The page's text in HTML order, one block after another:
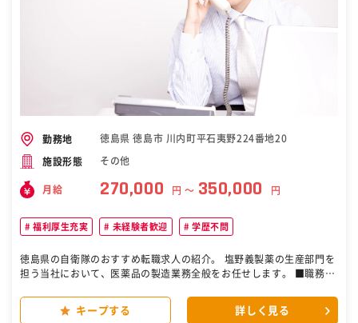
勤務地 徳島県 徳島市 川内町平石夷野224番地20
施設形態 その他
月給 270,000 円 〜 350,000 円
福利厚生充実 未経験者歓迎 学歴不問
徳島県の自衛隊のおすすめ転職求人の紹介。 塩野義製薬の生産部門を
担う当社において、医薬品の製造業務全般をお任せします。 ■職務詳
析→乾燥→粉砕の製造作業 ・当該製造に関する手順書類の作成 ・当該
製造工程の管理、改善など 一連のプロセスについてチーム単位でオペ
キープする 詳しく見る